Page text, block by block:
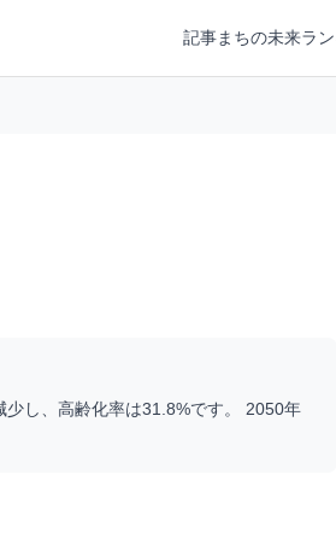
記事まちの未来ラ
少し、高齢化率は31.8%です。 2050年